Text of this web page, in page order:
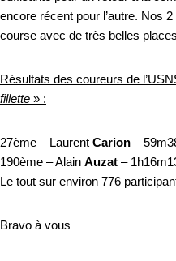
encore récent pour l’autre. Nos
course avec de très belles
Résultats des coureurs de
fillette » :
27ème – Laurent Carion –
190ème – Alain Auzat –
Le tout sur environ 776
Bravo à vous